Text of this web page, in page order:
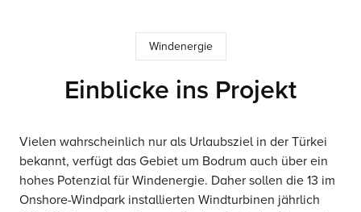
Windenergie
Einblicke ins Projekt
Vielen wahrscheinlich nur als Urlaubsziel in der Türkei
bekannt, verfügt das Gebiet um Bodrum auch über ein
hohes Potenzial für Windenergie. Daher sollen die 13 im
Onshore-Windpark installierten Windturbinen jährlich